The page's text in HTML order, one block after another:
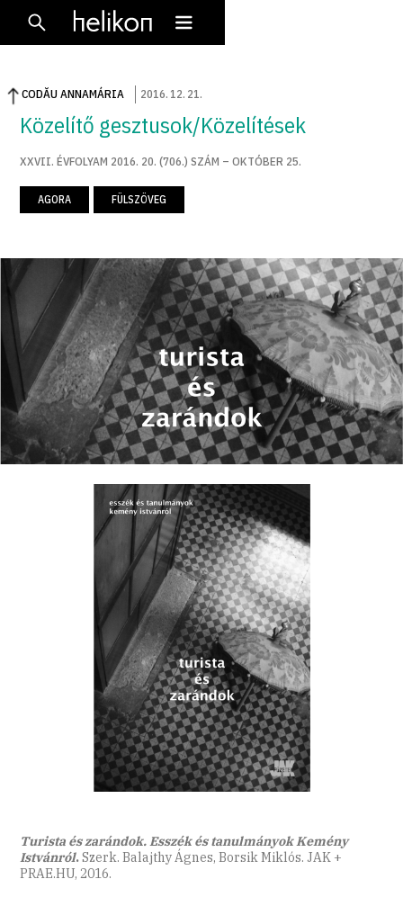
CODĂU ANNAMÁRIA 2016. 12. 21.
Közelítő gesztusok/Közelítések
XXVII. ÉVFOLYAM 2016. 20. (706.) SZÁM – OKTÓBER 25.
AGORA FÜLSZÖVEG
Turista és zarándok. Esszék és tanulmányok Kemény
Istvánról.Szerk. Balajthy Ágnes, Borsik Miklós. JAK +
PRAE.HU, 2016.